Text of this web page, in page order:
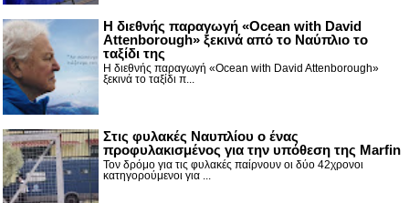
Η διεθνής παραγωγή «Ocean with David
Attenborough» ξεκινά από το Ναύπλιο το
ταξίδι της
Η διεθνής παραγωγή «Ocean with David Attenborough»
ξεκινά το ταξίδι π...
Στις φυλακές Ναυπλίου ο ένας
προφυλακισμένος για την υπόθεση της Marfin
Τον δρόμο για τις φυλακές παίρνουν οι δύο 42χρονοι
κατηγορούμενοι για ...